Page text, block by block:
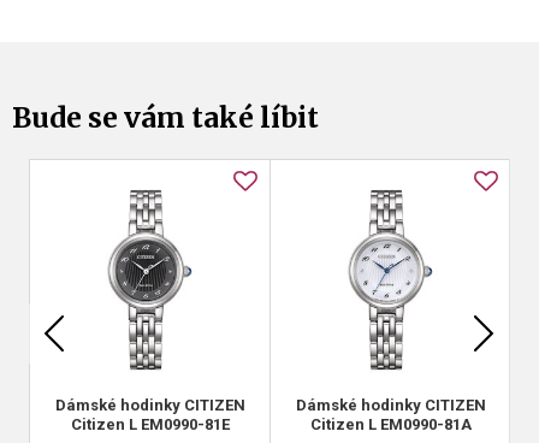
Bude se vám také líbit
Dámské hodinky CITIZEN
Citizen L EM0990-81E
Dámské hodinky CITIZEN
Citizen L EM0990-81A